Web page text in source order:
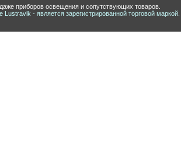
приборов освещения и сопутствующих товаров.
- является зарегистрированной торговой